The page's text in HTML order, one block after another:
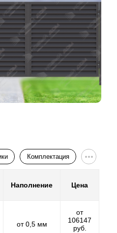
Комплектация
Наполнение Цена
от 0,5 мм
от
106147
руб.